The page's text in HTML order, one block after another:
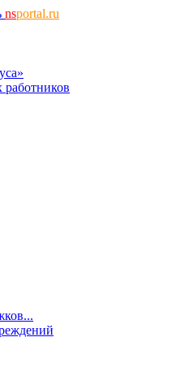
nsportal.ru
работников